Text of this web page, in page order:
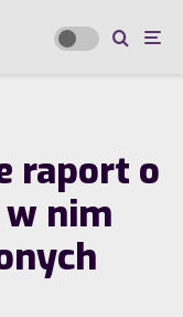
raport o
w nim